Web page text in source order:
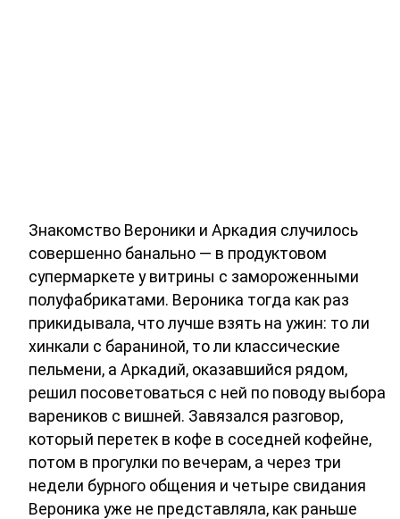
Знакомство Вероники и Аркадия случилось
совершенно банально — в продуктовом
супермаркете у витрины с замороженными
полуфабрикатами. Вероника тогда как раз
прикидывала, что лучше взять на ужин: то ли
хинкали с бараниной, то ли классические
пельмени, а Аркадий, оказавшийся рядом,
решил посоветоваться с ней по поводу выбора
вареников с вишней. Завязался разговор,
который перетек в кофе в соседней кофейне,
потом в прогулки по вечерам, а через три
недели бурного общения и четыре свидания
Вероника уже не представляла, как раньше